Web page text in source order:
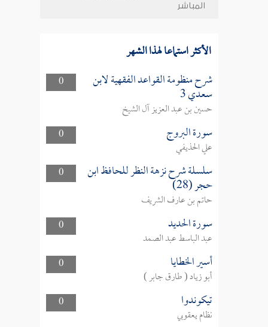
المباشر
الأكثر استماعا لهذا الشهر
0 شرح منظومة القواعد الفقهية لابن
سعدي 3
حسين بن عبد العزيز آل الشيخ
0
سورة البروج
علي الحذيفي
0
سلسلة شرح نزهة النظر للحافظ ابن
حجر (28)
حاتم بن عارف الشريف
0
سورة الحديد
عبد الباسط عبد الصمد
0
أسير الخطايا
أبو زياد ( طارق جابر )
0
تيكوندوا
نظام يعقوبي